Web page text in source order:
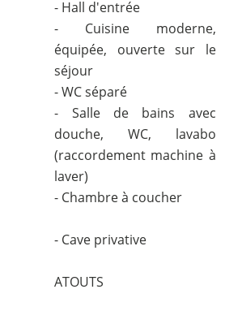
- Hall d'entrée
- Cuisine moderne,
équipée, ouverte sur le
séjour
- WC séparé
- Salle de bains avec
douche, WC, lavabo
(raccordement machine à
laver)
- Chambre à coucher
- Cave privative
ATOUTS